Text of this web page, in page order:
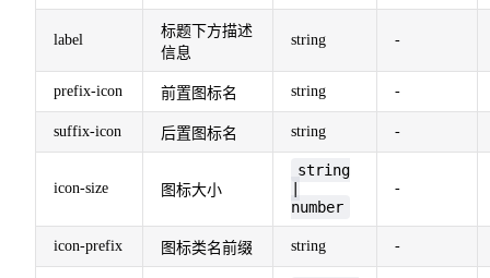
label
标题下方描述
信息
string -
prefix-icon 前置图标名 string -
suffix-icon 后置图标名 string -
icon-size 图标大小
string
|
number
-
icon-prefix 图标类名前缀 string -